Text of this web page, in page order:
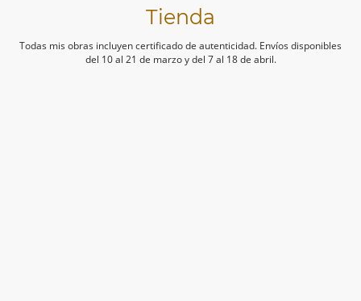
Tienda
Todas mis obras incluyen certificado de autenticidad. Envíos disponibles
del 10 al 21 de marzo y del 7 al 18 de abril.